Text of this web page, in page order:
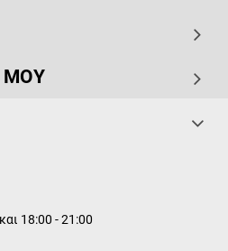
ΜΟΥ
18:00 - 21:00